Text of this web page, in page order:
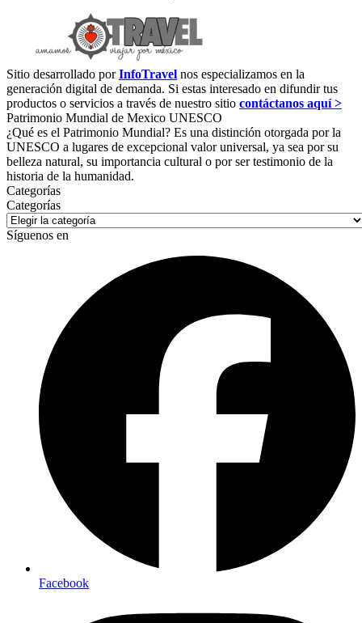
Sitio desarrollado porInfoTravel nos especializamos en la
generación digital de demanda. Si estas interesado en difundir tus
productos o servicios a través de nuestro sitio contáctanos aquí >
Patrimonio Mundial de Mexico UNESCO
¿Qué es el Patrimonio Mundial? Es una distinción otorgada por la
UNESCO a lugares de excepcional valor universal, ya sea por su
belleza natural, su importancia cultural o por ser testimonio de la
historia de la humanidad.
Categorías
Categorías
Síguenos en
Facebook